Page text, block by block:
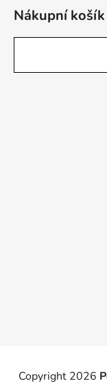
Nákupní košík
Copyright 2026